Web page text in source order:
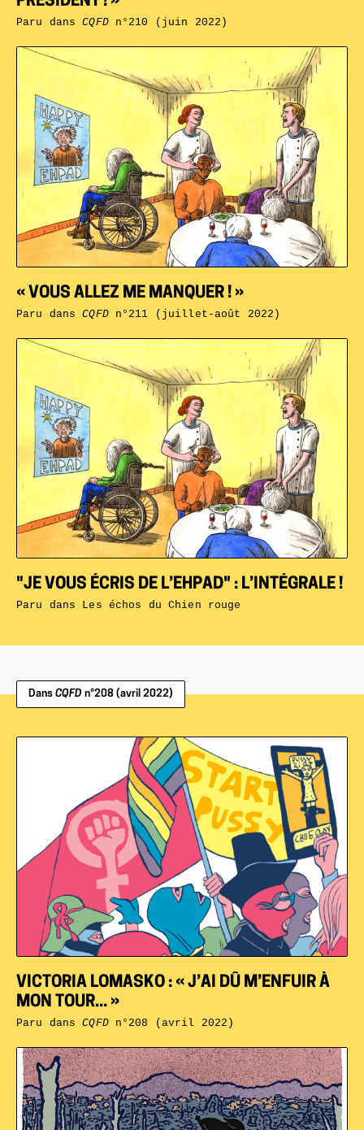
"JE VOUS ÉCRIS DE L’EHPAD" : L’INTÉGRALE !
Paru dans Les échos du Chien rouge
« VOUS ALLEZ ME MANQUER ! »
Paru dansCQFDn°211 (juillet-août 2022)
Paru dansCQFDn°210 (juin 2022)
Dans CQFD n°208 (avril 2022)
VICTORIA LOMASKO : « J’AI DÛ M’ENFUIR À
MON TOUR... »
Paru dansCQFDn°208 (avril 2022)